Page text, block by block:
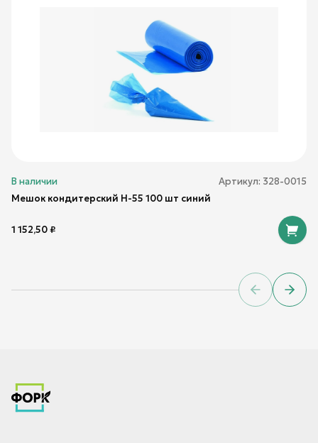
В наличии Артикул: 328-0015
Мешок кондитерский Н-55 100 шт синий
1 152,50₽
Previous
Next